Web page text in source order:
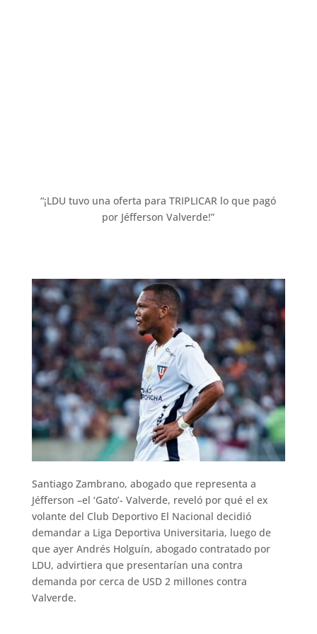
“¡LDU tuvo una oferta para TRIPLICAR lo que pagó
por Jéfferson Valverde!”
Santiago Zambrano, abogado que representa a
Jéfferson –el ‘Gato’- Valverde, reveló por qué el ex
volante del Club Deportivo El Nacional decidió
demandar a Liga Deportiva Universitaria, luego de
que ayer Andrés Holguín, abogado contratado por
LDU, advirtiera que presentarían una contra
demanda por cerca de USD 2 millones contra
Valverde.